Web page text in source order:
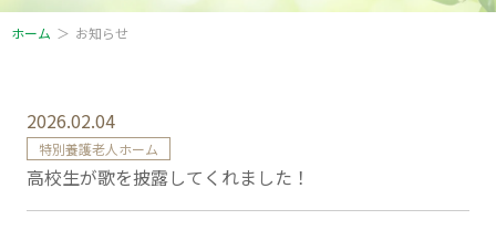
ホーム お知らせ
2026.02.04
特別養護老人ホーム
高校生が歌を披露してくれました！